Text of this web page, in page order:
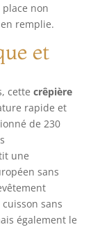
non
remplie.
et
cette crêpière
rapide et
de 230
une
sans
sans
également le